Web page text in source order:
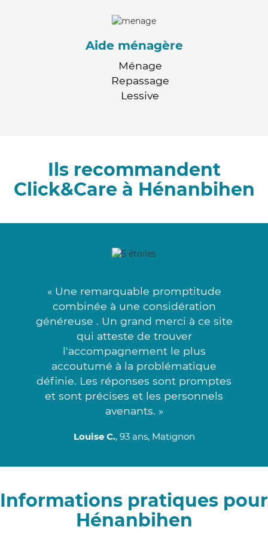
Aide ménagère
Ménage
Repassage
Lessive
Ils recommandent
Click&Care à Hénanbihen
« Une remarquable promptitude
combinée à une considération
généreuse . Un grand merci à ce site
qui atteste de trouver
l'accompagnement le plus
accoutumé à la problématique
définie. Les réponses sont promptes
et sont précises et les personnels
avenants. »
Louise C., 93 ans, Matignon
Informations pratiques pour
Hénanbihen